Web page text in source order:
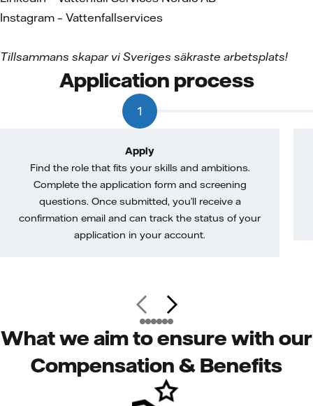
Instagram – Vattenfallservices
Tillsammans skapar vi Sveriges säkraste arbetsplats!
Application process
1
Apply
Find the role that fits your skills and ambitions.
Complete the application form and screening
questions. Once submitted, you’ll receive a
confirmation email and can track the status of your
application in your account.
What we aim to ensure with our
Compensation & Benefits